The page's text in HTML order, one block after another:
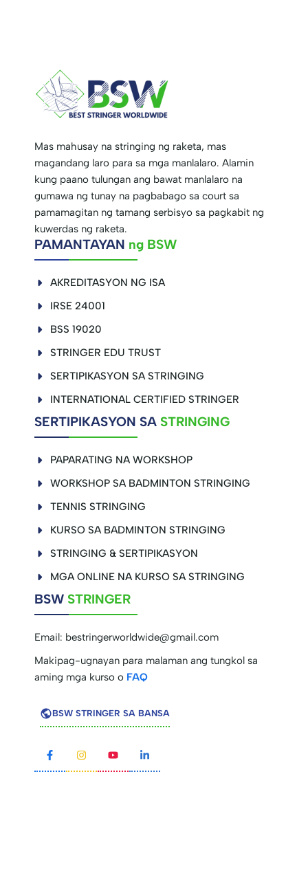
Mas mahusay na stringing ng raketa, mas
magandang laro para sa mga manlalaro. Alamin
kung paano tulungan ang bawat manlalaro na
gumawa ng tunay na pagbabago sa court sa
pamamagitan ng tamang serbisyo sa pagkabit ng
kuwerdas ng raketa.
PAMANTAYAN ng BSW
AKREDITASYON NG ISA
IRSE 24001
BSS 19020
STRINGER EDU TRUST
SERTIPIKASYON SA STRINGING
INTERNATIONAL CERTIFIED STRINGER
SERTIPIKASYON SA STRINGING
PAPARATING NA WORKSHOP
WORKSHOP SA BADMINTON STRINGING
TENNIS STRINGING
KURSO SA BADMINTON STRINGING
STRINGING & SERTIPIKASYON
MGA ONLINE NA KURSO SA STRINGING
BSW STRINGER
Email: bestringerworldwide@gmail.com
Makipag-ugnayan para malaman ang tungkol sa
aming mga kurso o FAQ
BSW STRINGER SA BANSA